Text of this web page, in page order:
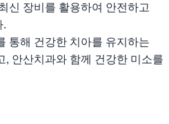
신 장비를 활용하여 안전하고
.
통해 건강한 치아를 유지하는
, 안산치과와 함께 건강한 미소를